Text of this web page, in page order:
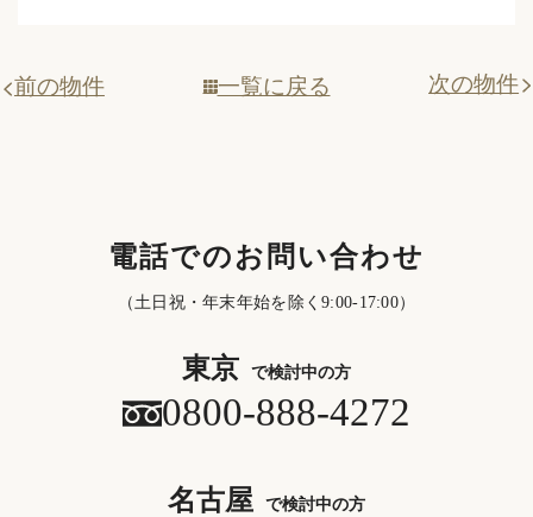
前の物件 一覧に戻る 次の物件
電話でのお問い合わせ
（土日祝・年末年始を除く9:00-17:00）
東京 で検討中の方
0800-888-4272
名古屋 で検討中の方